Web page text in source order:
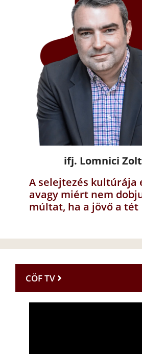
ifj. Lomnici
A selejtezés kultúrája
avagy miért nem
múltat, ha a jövő a tét
CÖF TV